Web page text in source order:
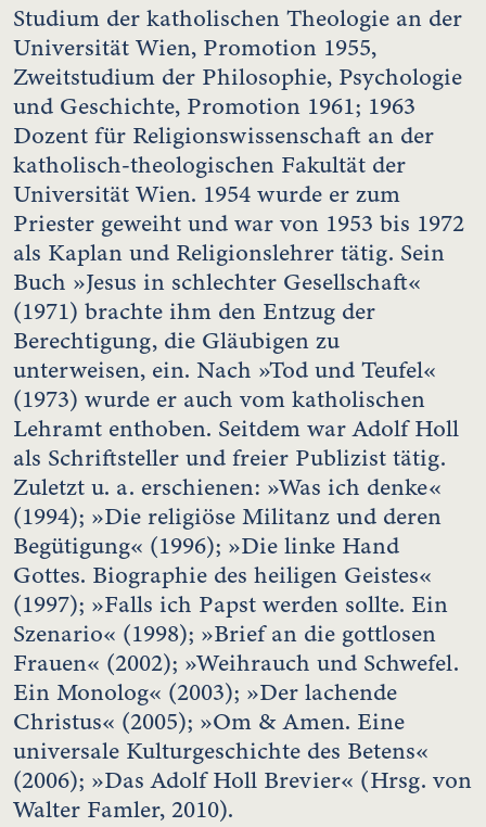
Studium der katholischen Theologie an der
Universität Wien, Promotion 1955,
Zweitstudium der Philosophie, Psychologie
und Geschichte, Promotion 1961; 1963
Dozent für Religionswissenschaft an der
katholisch-theologischen Fakultät der
Universität Wien. 1954 wurde er zum
Priester geweiht und war von 1953 bis 1972
als Kaplan und Religionslehrer tätig. Sein
Buch »Jesus in schlechter Gesellschaft«
(1971) brachte ihm den Entzug der
Berechtigung, die Gläubigen zu
unterweisen, ein. Nach »Tod und Teufel«
(1973) wurde er auch vom katholischen
Lehramt enthoben. Seitdem war Adolf Holl
als Schriftsteller und freier Publizist tätig.
Zuletzt u. a. erschienen: »Was ich denke«
(1994); »Die religiöse Militanz und deren
Begütigung« (1996); »Die linke Hand
Gottes. Biographie des heiligen Geistes«
(1997); »Falls ich Papst werden sollte. Ein
Szenario« (1998); »Brief an die gottlosen
Frauen« (2002); »Weihrauch und Schwefel.
Ein Monolog« (2003); »Der lachende
Christus« (2005); »Om & Amen. Eine
universale Kulturgeschichte des Betens«
(2006); »Das Adolf Holl Brevier« (Hrsg. von
Walter Famler, 2010).